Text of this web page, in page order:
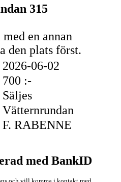
315
en annan
den plats först.
2026-06-02
700 :-
Säljes
Vätternrundan
F. RABENNE
med BankID